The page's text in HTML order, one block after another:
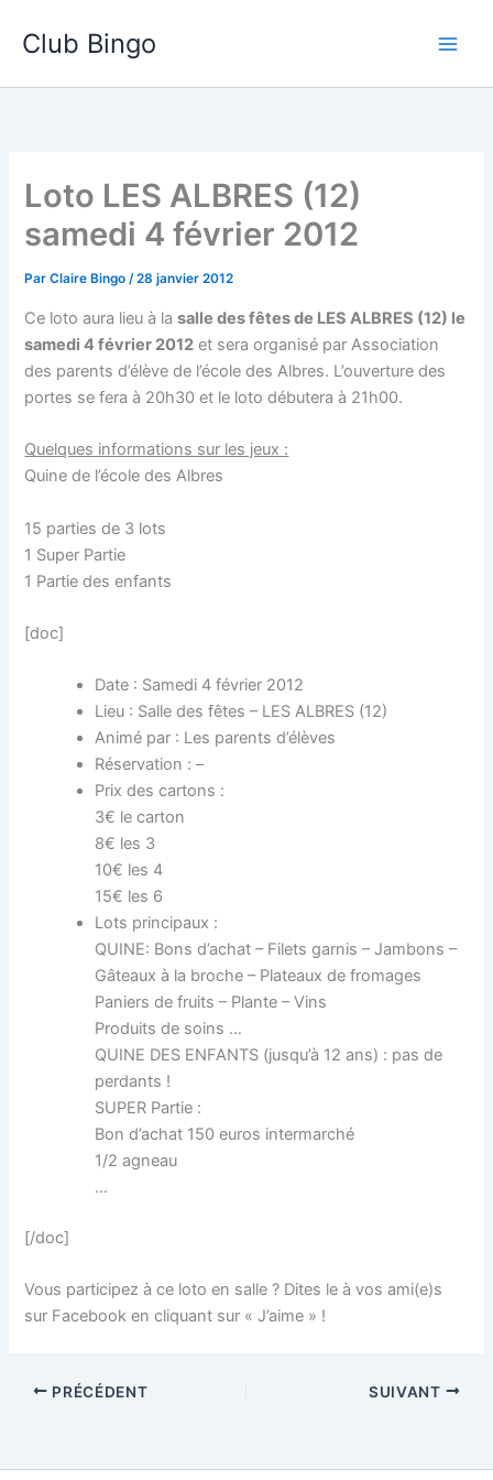
Club Bingo
Loto LES ALBRES (12)
samedi 4 février 2012
ParClaire Bingo/28 janvier 2012
Ce loto aura lieu à lasalle des fêtes de LES ALBRES (12) le
samedi 4 février 2012 et sera organisé par Association
des parents d’élève de l’école des Albres. L’ouverture des
portes se fera à 20h30 et le loto débutera à 21h00.
Quelques informations sur les jeux :
Quine de l’école des Albres
15 parties de 3 lots
1 Super Partie
1 Partie des enfants
[doc]
Date : Samedi 4 février 2012
Lieu : Salle des fêtes – LES ALBRES (12)
Animé par : Les parents d’élèves
Réservation : –
Prix des cartons :
3€ le carton
8€ les 3
10€ les 4
15€ les 6
Lots principaux :
QUINE: Bons d’achat – Filets garnis – Jambons –
Gâteaux à la broche – Plateaux de fromages
Paniers de fruits – Plante – Vins
Produits de soins …
QUINE DES ENFANTS (jusqu’à 12 ans) : pas de
perdants !
SUPER Partie :
Bon d’achat 150 euros intermarché
1/2 agneau
…
[/doc]
Vous participez à ce loto en salle ? Dites le à vos ami(e)s
sur Facebook en cliquant sur « J’aime » !
PRÉCÉDENT SUIVANT